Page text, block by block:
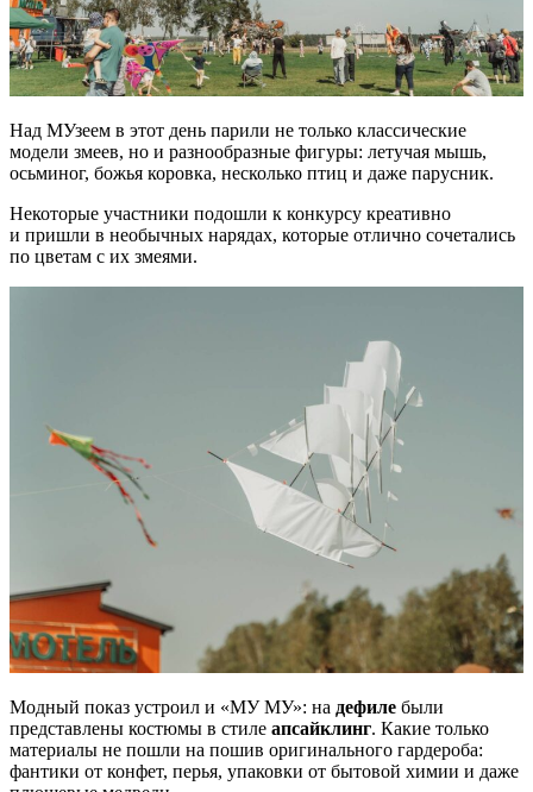
Над МУзеем в этот день парили не только классические
модели змеев, но и разнообразные фигуры: летучая мышь,
осьминог, божья коровка, несколько птиц и даже парусник.
Некоторые участники подошли к конкурсу креативно
и пришли в необычных нарядах, которые отлично сочетались
по цветам с их змеями.
Модный показ устроил и «МУ МУ»: на дефиле были
представлены костюмы в стиле апсайклинг. Какие только
материалы не пошли на пошив оригинального гардероба:
фантики от конфет, перья, упаковки от бытовой химии и даже